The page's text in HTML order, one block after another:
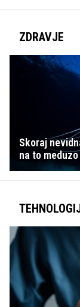
ZDRAVJE
Skoraj
na to meduzo